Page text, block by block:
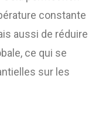
constante
aussi de réduire
ce qui se
sur les